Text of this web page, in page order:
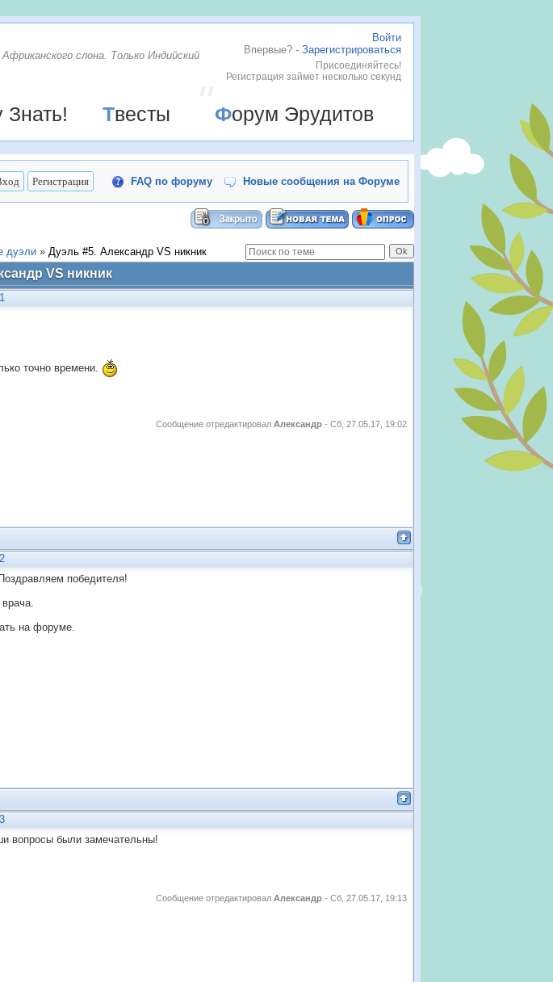
Войти
Впервые? - Зарегистрироваться
Присоединяйтесь!
Регистрация займет несколько секунд
слона. Только Индийский
Знать! Твесты Форум Эрудитов
FAQ по форуму Новые сообщения на Форуме
дуэли » Дуэль #5. Александр VS никник
VS никник
точно времени.
Сообщение отредактировал Александр - Сб, 27.05.17, 19:02
Поздравляем победителя!
врача.
на форуме.
вопросы были замечательны!
Сообщение отредактировал Александр - Сб, 27.05.17, 19:13